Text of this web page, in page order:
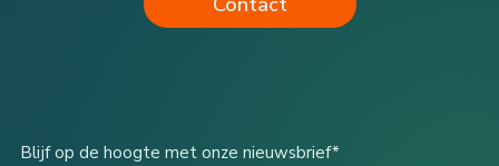
Blijf op de hoogte met onze nieuwsbrief*